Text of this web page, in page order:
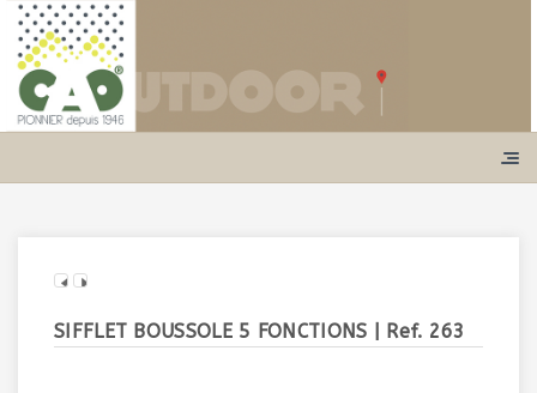
SIFFLET BOUSSOLE 5 FONCTIONS | Ref. 263